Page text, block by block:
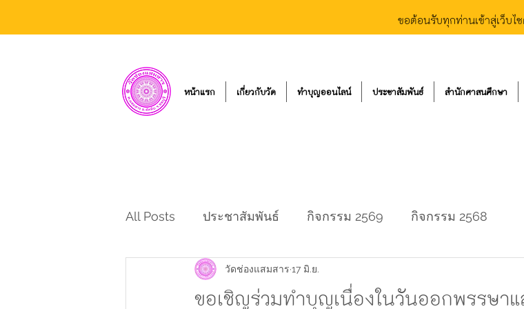
ขอต้อนรับทุกท่านเข้าสู่เว็บไ
หน้าแรก เกี่ยวกับวัด ทำบุญออนไลน์ ประชาสัมพันธ์ สำนักศาสนศึกษา
All Posts ประชาสัมพันธ์ กิจกรรม 2569 กิจกรรม 2568
ขอเชิญร่วมทำบุญเนื่องในวันออกพรรษา
วัดช่องแสมสาร 17 มิ.ย.